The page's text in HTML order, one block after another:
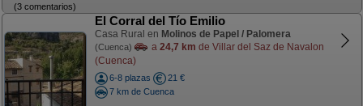
(3 comentarios)
El Corral del Tío Emilio
Casa Rural en Molinos de Papel / Palomera
(Cuenca) a 24,7 km de Villar del Saz de Navalon
(Cuenca)
6-8 plazas
21 €
7 km de Cuenca